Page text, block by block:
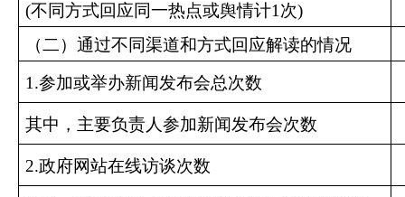
(不同方式回应同一热点或舆情计1次)
（二）通过不同渠道和方式回应解读的情况
1.参加或举办新闻发布会总次数
其中，主要负责人参加新闻发布会次数
2.政府网站在线访谈次数